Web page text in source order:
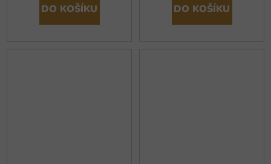
DO KOŠÍKU DO KOŠÍKU